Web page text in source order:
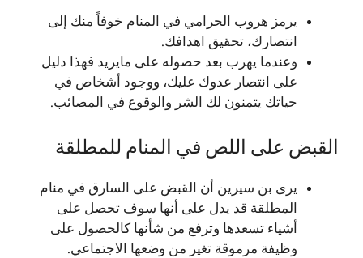
يرمز هروب الحرامي في المنام خوفاً منك إلى
انتصارك، تحقيق اهدافك.
وعندما يهرب بعد حصوله على مايريد فهذا دليل
على انتصار عدوك عليك، ووجود أشخاص في
حياتك يتمنون لك الشر والوقوع في المصائب.
القبض على اللص في المنام للمطلقة
يرى بن سيرين أن القبض على السارق في منام
المطلقة قد يدل على أنها سوف تحصل على
أشياء تسعدها وترفع من شأنها كالحصول على
وظيفة مرموقة تغير من وضعها الاجتماعي.